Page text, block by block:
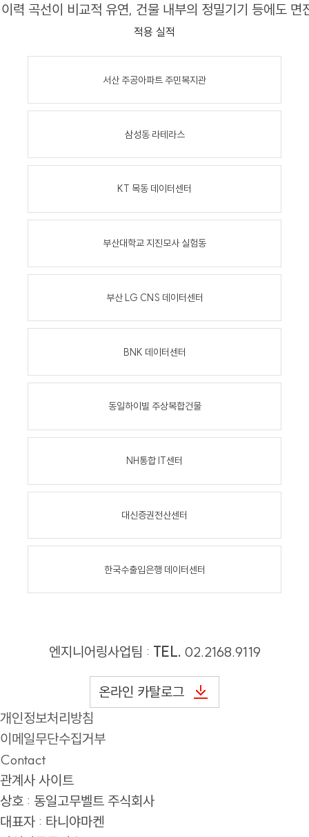
이력 곡선이 비교적 유연, 건물 내부의 정밀기기 등에도 면
적용 실적
서산 주공아파트 주민복지관
삼성동 라테라스
KT 목동 데이터센터
부산대학교 지진모사 실험동
부산 LG CNS 데이터센터
BNK 데이터센터
동일하이빌 주상복합건물
NH통합 IT센터
대신증권전산센터
한국수출입은행 데이터센터
엔지니어링사업팀 : TEL. 02.2168.9119
온라인 카탈로그
개인정보처리방침
이메일무단수집거부
Contact
관계사 사이트
상호 : 동일고무벨트 주식회사
대표자 : 타니야마켄